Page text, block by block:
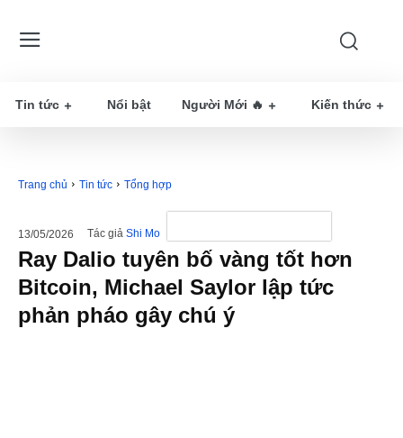
Tin tức Nổi bật Người Mới 🔥 Kiến thức
Trang chủ Tin tức Tổng hợp
13/05/2026 Tác giả Shi Mo
Ray Dalio tuyên bố vàng tốt hơn
Bitcoin, Michael Saylor lập tức
phản pháo gây chú ý